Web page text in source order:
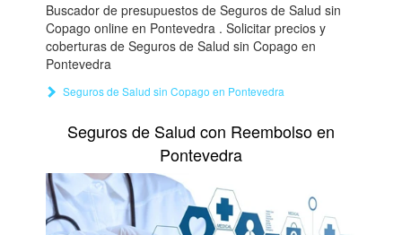
Buscador de presupuestos de Seguros de Salud sin
Copago online en Pontevedra . Solicitar precios y
coberturas de Seguros de Salud sin Copago en
Pontevedra
Seguros de Salud sin Copago en Pontevedra
Seguros de Salud con Reembolso en
Pontevedra